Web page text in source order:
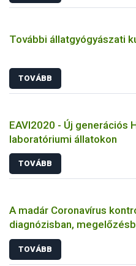
További állatgyógyászati
TOVÁBB
EAVI2020 - Új generációs
laboratóriumi állatokon
TOVÁBB
A madár Coronavírus
diagnózisban,
TOVÁBB